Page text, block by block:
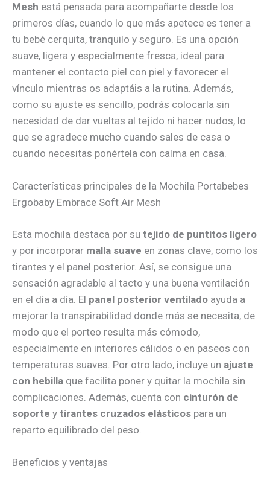
Mesh está pensada para acompañarte desde los
primeros días, cuando lo que más apetece es tener a
tu bebé cerquita, tranquilo y seguro. Es una opción
suave, ligera y especialmente fresca, ideal para
mantener el contacto piel con piel y favorecer el
vínculo mientras os adaptáis a la rutina. Además,
como su ajuste es sencillo, podrás colocarla sin
necesidad de dar vueltas al tejido ni hacer nudos, lo
que se agradece mucho cuando sales de casa o
cuando necesitas ponértela con calma en casa.
Características principales de la Mochila Portabebes
Ergobaby Embrace Soft Air Mesh
Esta mochila destaca por su tejido de puntitos ligero
y por incorporar malla suave en zonas clave, como los
tirantes y el panel posterior. Así, se consigue una
sensación agradable al tacto y una buena ventilación
en el día a día. El panel posterior ventilado ayuda a
mejorar la transpirabilidad donde más se necesita, de
modo que el porteo resulta más cómodo,
especialmente en interiores cálidos o en paseos con
temperaturas suaves. Por otro lado, incluye un ajuste
con hebilla que facilita poner y quitar la mochila sin
complicaciones. Además, cuenta con cinturón de
soporte y tirantes cruzados elásticos para un
reparto equilibrado del peso.
Beneficios y ventajas